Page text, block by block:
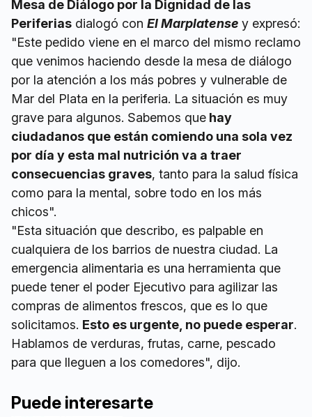
Mesa de Diálogo por la Dignidad de las
Periferias dialogó con El Marplatense y expresó:
"Este pedido viene en el marco del mismo reclamo
que venimos haciendo desde la mesa de diálogo
por la atención a los más pobres y vulnerable de
Mar del Plata en la periferia. La situación es muy
grave para algunos. Sabemos que hay
ciudadanos que están comiendo una sola vez
por día y esta mal nutrición va a traer
consecuencias graves, tanto para la salud física
como para la mental, sobre todo en los más
chicos".
"Esta situación que describo, es palpable en
cualquiera de los barrios de nuestra ciudad. La
emergencia alimentaria es una herramienta que
puede tener el poder Ejecutivo para agilizar las
compras de alimentos frescos, que es lo que
solicitamos. Esto es urgente, no puede esperar.
Hablamos de verduras, frutas, carne, pescado
para que lleguen a los comedores", dijo.
Puede interesarte